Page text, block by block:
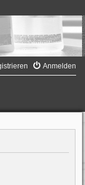
Anmelden